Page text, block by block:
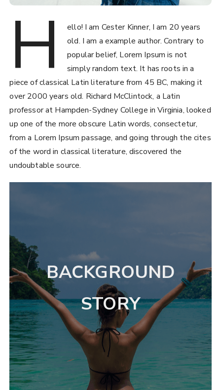
H
ello! I am Cester Kinner, I am 20 years
old. I am a example author. Contrary to
popular belief, Lorem Ipsum is not
simply random text. It has roots in a
piece of classical Latin literature from 45 BC, making it
over 2000 years old. Richard McClintock, a Latin
professor at Hampden-Sydney College in Virginia, looked
up one of the more obscure Latin words, consectetur,
from a Lorem Ipsum passage, and going through the cites
of the word in classical literature, discovered the
undoubtable source.
BACKGROUND
STORY